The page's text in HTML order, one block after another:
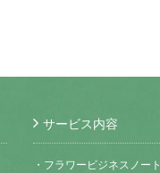
サービス内容
・フラワービジネスノート